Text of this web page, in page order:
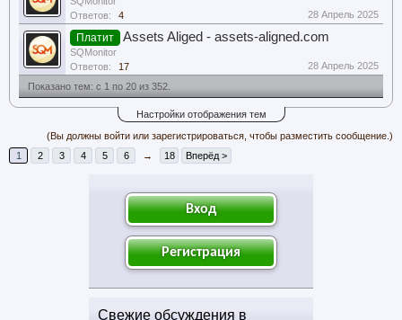
Ответов:
4 28 Апрель 2025
Платит Assets Aliged - assets-aligned.com
SQMonitor
Ответов:
17
28 Апрель 2025
Показано тем: с 1 по 20 из 352.
Настройки отображения тем
(Вы должны войти или зарегистрироваться, чтобы разместить сообщение.)
1
2 3 4 5 6 → 18 Вперёд >
Вход
Регистрация
Свежие обсуждения в